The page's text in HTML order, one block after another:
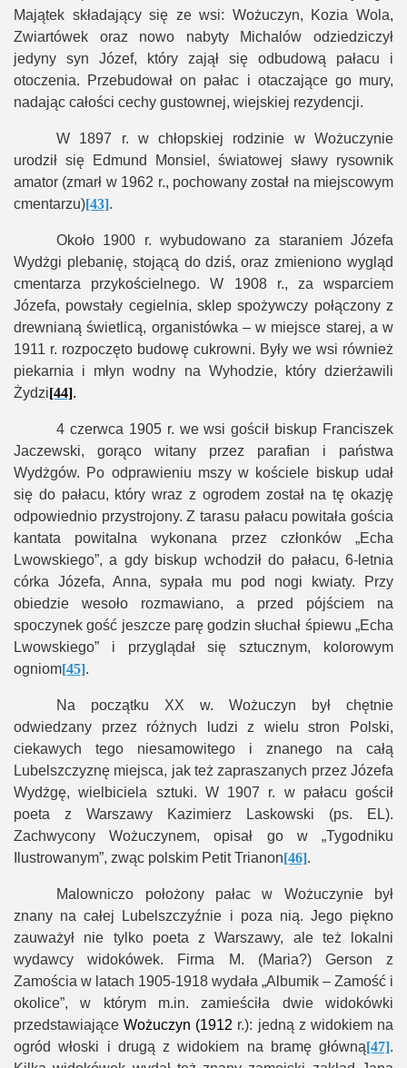
Majątek składający się ze wsi: Wożuczyn, Kozia Wola,
Zwiartówek oraz nowo nabyty Michalów odziedziczył
jedyny syn Józef, który zajął się odbudową pałacu i
otoczenia. Przebudował on pałac i otaczające go mury,
nadając całości cechy gustownej, wiejskiej rezydencji.
W 1897 r. w chłopskiej rodzinie w Wożuczynie
urodził się Edmund Monsiel, światowej sławy rysownik
amator (zmarł w 1962 r., pochowany został na miejscowym
cmentarzu)[43].
Około 1900 r. wybudowano za staraniem Józefa
Wydżgi plebanię, stojącą do dziś, oraz zmieniono wygląd
cmentarza przykościelnego. W 1908 r., za wsparciem
Józefa, powstały cegielnia, sklep spożywczy połączony z
drewnianą świetlicą, organistówka – w miejsce starej, a w
1911 r. rozpoczęto budowę cukrowni. Były we wsi również
piekarnia i młyn wodny na Wyhodzie, który dzierżawili
Żydzi[44].
4 czerwca 1905 r. we wsi gościł biskup Franciszek
Jaczewski, gorąco witany przez parafian i państwa
Wydżgów. Po odprawieniu mszy w kościele biskup udał
się do pałacu, który wraz z ogrodem został na tę okazję
odpowiednio przystrojony. Z tarasu pałacu powitała gościa
kantata powitalna wykonana przez członków „Echa
Lwowskiego”, a gdy biskup wchodził do pałacu, 6-letnia
córka Józefa, Anna, sypała mu pod nogi kwiaty. Przy
obiedzie wesoło rozmawiano, a przed pójściem na
spoczynek gość jeszcze parę godzin słuchał śpiewu „Echa
Lwowskiego” i przyglądał się sztucznym, kolorowym
ogniom[45].
Na początku XX w. Wożuczyn był chętnie
odwiedzany przez różnych ludzi z wielu stron Polski,
ciekawych tego niesamowitego i znanego na całą
Lubelszczyznę miejsca, jak też zapraszanych przez Józefa
Wydżgę, wielbiciela sztuki. W 1907 r. w pałacu gościł
poeta z Warszawy Kazimierz Laskowski (ps. EL).
Zachwycony Wożuczynem, opisał go w „Tygodniku
Ilustrowanym”, zwąc polskim Petit Trianon[46].
Malowniczo położony pałac w Wożuczynie był
znany na całej Lubelszczyźnie i poza nią. Jego piękno
zauważył nie tylko poeta z Warszawy, ale też lokalni
wydawcy widokówek. Firma M. (Maria?) Gerson z
Zamościa w latach 1905-1918 wydała „Albumik – Zamość i
okolice”, w którym m.in. zamieściła dwie widokówki
przedstawiająceWożuczyn (1912 r.): jedną z widokiem na
ogród włoski i drugą z widokiem na bramę główną[47].